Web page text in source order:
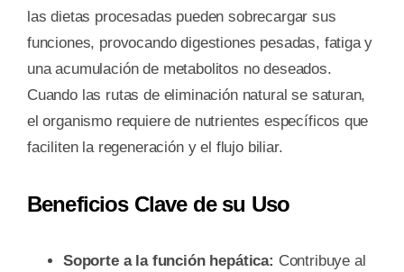
las dietas procesadas pueden sobrecargar sus
funciones, provocando digestiones pesadas, fatiga y
una acumulación de metabolitos no deseados.
Cuando las rutas de eliminación natural se saturan,
el organismo requiere de nutrientes específicos que
faciliten la regeneración y el flujo biliar.
Beneficios Clave de su Uso
Soporte a la función hepática: Contribuye al